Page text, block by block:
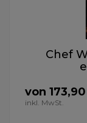
Chef
von
inkl. MwSt.